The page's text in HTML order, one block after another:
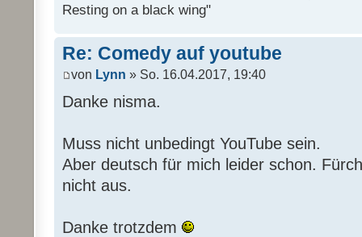
Resting on a black wing"
Re: Comedy auf youtube
von Lynn » So. 16.04.2017, 19:40
Danke nisma.
Muss nicht unbedingt YouTube sein.
Aber deutsch für mich leider schon.
nicht aus.
Danke trotzdem